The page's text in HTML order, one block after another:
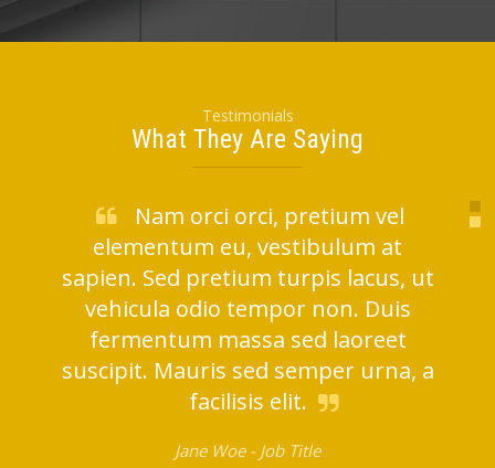
Testimonials
What They Are Saying
Nam orci orci, pretium vel
elementum eu, vestibulum at
sapien. Sed pretium turpis lacus, ut
vehicula odio tempor non. Duis
fermentum massa sed laoreet
suscipit. Mauris sed semper urna, a
facilisis elit.
Jane Woe - Job Title